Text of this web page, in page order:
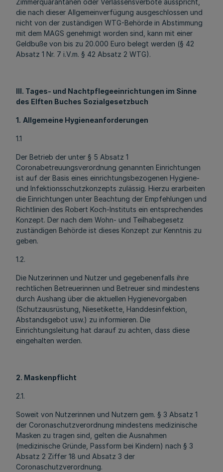
Zimmerquarantänen oder Verlassensverbote ausspricht,
die nach dieser Allgemeinverfügung ausgeschlossen und
nicht von der zuständigen WTG-Behörde in Abstimmung
mit dem MAGS genehmigt worden sind, kann mit einer
Geldbuße von bis zu 20.000 Euro belegt werden (§ 42
Absatz 1 Nr. 7 i.V.m. § 42 Absatz 2 WTG).
III. Tages- und Nachtpflegeeinrichtungen im Sinne
des Elften Buches Sozialgesetzbuch
1. Allgemeine Hygieneanforderungen
1.1
Der Betrieb der unter § 5 Absatz 1
Coronabetreuungsverordnung genannten Einrichtungen
ist auf der Basis eines einrichtungsbezogenen Hygiene-
und Infektionsschutzkonzepts zulässig. Hierzu erarbeiten
die Einrichtungen unter Beachtung der Empfehlungen und
Richtlinien des Robert Koch-Instituts ein entsprechendes
Konzept. Der nach dem Wohn- und Teilhabegesetz
zuständigen Behörde ist dieses Konzept zur Kenntnis zu
geben.
1.2.
Die Nutzerinnen und Nutzer und gegebenenfalls ihre
rechtlichen Betreuerinnen und Betreuer sind mindestens
durch Aushang über die aktuellen Hygienevorgaben
(Schutzausrüstung, Niesetikette, Handdesinfektion,
Abstandsgebot usw.) zu informieren. Die
Einrichtungsleitung hat darauf zu achten, dass diese
eingehalten werden.
2. Maskenpflicht
2.1.
Soweit von Nutzerinnen und Nutzern gem. § 3 Absatz 1
der Coronaschutzverordnung mindestens medizinische
Masken zu tragen sind, gelten die Ausnahmen
(medizinische Gründe, Passform bei Kindern) nach § 3
Absatz 2 Ziffer 18 und Absatz 3 der
Coronaschutzverordnung.